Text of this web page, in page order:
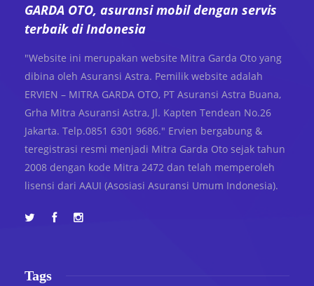
GARDA OTO, asuransi mobil dengan servis
terbaik di Indonesia
"Website ini merupakan website Mitra Garda Oto yang
dibina oleh Asuransi Astra. Pemilik website adalah
ERVIEN – MITRA GARDA OTO, PT Asuransi Astra Buana,
Grha Mitra Asuransi Astra, Jl. Kapten Tendean No.26
Jakarta. Telp.0851 6301 9686." Ervien bergabung &
teregistrasi resmi menjadi Mitra Garda Oto sejak tahun
2008 dengan kode Mitra 2472 dan telah memperoleh
lisensi dari AAUI (Asosiasi Asuransi Umum Indonesia).
Tags